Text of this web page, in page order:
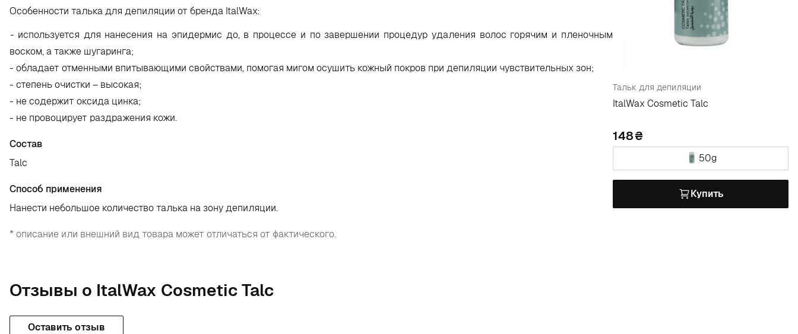
Особенности талька для депиляции от бренда ItalWax:
- используется для нанесения на эпидермис до, в процессе и по завершении процедур удаления волос горячим и пленочным
воском, а также шугаринга;
- обладает отменными впитывающими свойствами, помогая мигом осушить кожный покров при депиляции чувствительных зон;
- степень очистки – высокая;
- не содержит оксида цинка;
- не провоцирует раздражения кожи.
Состав
Talc
Способ применения
Нанести небольшое количество талька на зону депиляции.
* описание или внешний вид товара может отличаться от фактического.
Тальк для депиляции
ItalWax Cosmetic Talc
148
50g
Купить
Отзывы о ItalWax Cosmetic Talc
Оставить отзыв